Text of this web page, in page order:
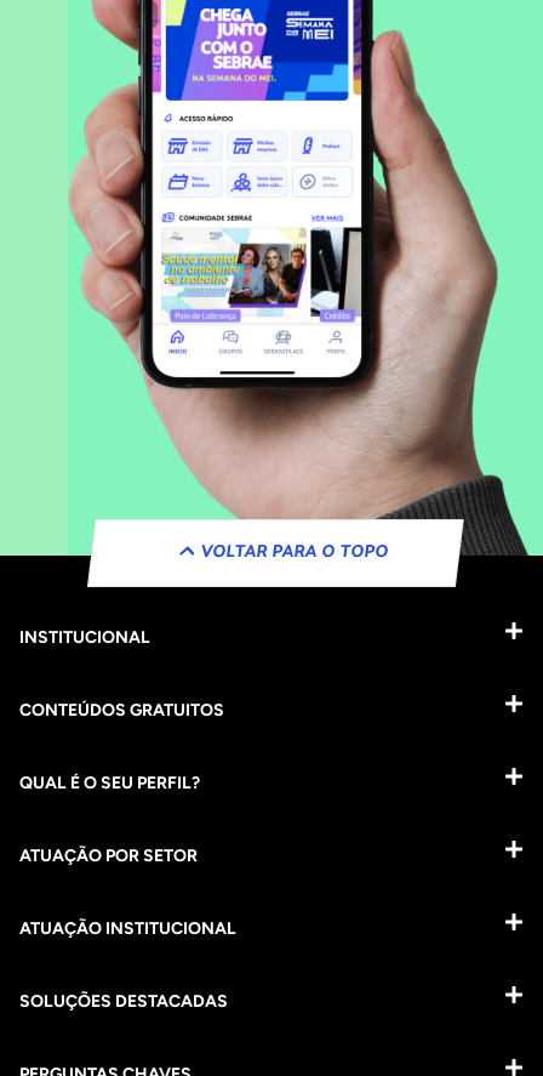
VOLTAR PARA O TOPO
INSTITUCIONAL
CONTEÚDOS GRATUITOS
QUAL É O SEU PERFIL?
ATUAÇÃO POR SETOR
ATUAÇÃO INSTITUCIONAL
SOLUÇÕES DESTACADAS